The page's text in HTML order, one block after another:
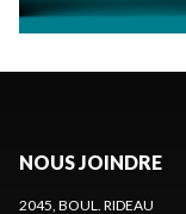
NOUS JOINDRE
2045, BOUL. RIDEAU